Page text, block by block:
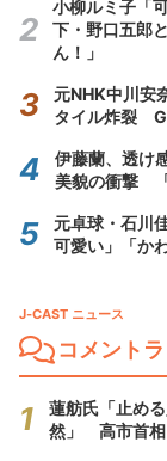
小柳ルミ子「
下・野口五郎
ん！」
元NHK中川安
タイル炸裂 G
伊藤蘭、透け
美貌の衝撃 「
元卓球・石川
可愛い」「か
J-CAST ニュース
コメント
蓮舫氏「止め
然」 高市首相